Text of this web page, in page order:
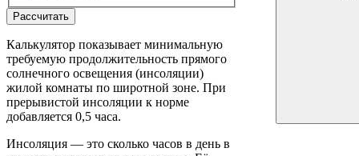
Рассчитать
Калькулятор показывает минимальную
требуемую продолжительность прямого
солнечного освещения (инсоляции)
жилой комнаты по широтной зоне. При
прерывистой инсоляции к норме
добавляется 0,5 часа.
Инсоляция — это сколько часов в день в